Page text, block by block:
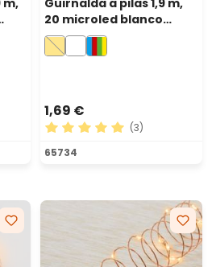
de 4 de 5 estrellas
20 microled blanco
cálido, cable metal
plata, micro portapilas
1,69 €
Calificación promedio de
(3)
65734